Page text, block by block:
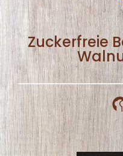
Zuckerfreie